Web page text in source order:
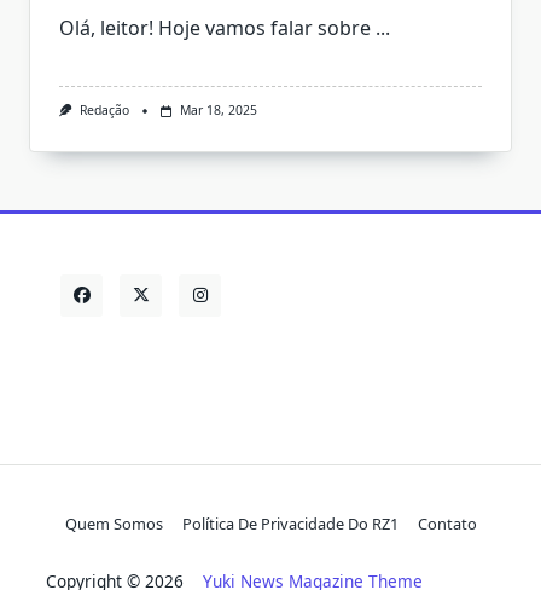
Olá, leitor! Hoje vamos falar sobre ...
Redação Mar 18, 2025
Quem Somos Política De Privacidade Do RZ1 Contato
Copyright © 2026 Yuki News Magazine Theme